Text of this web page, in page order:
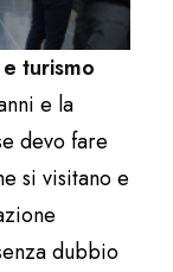
turismo
e la
devo fare
si visitano e
dubbio